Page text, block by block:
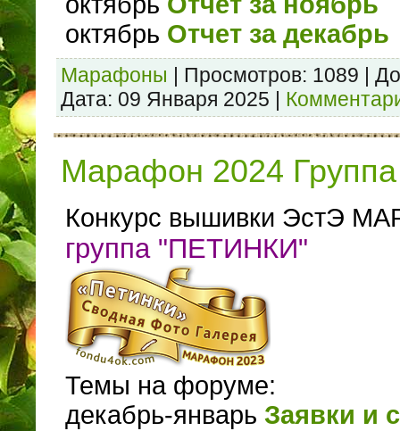
октябрь Отчет за декабрь
Марафоны | Просмотров: 1089 |
Дата: 09 Января 2025 |
Марафон 2024
Конкурс вышивки ЭстЭ
группа "ПЕТИНКИ"
Темы на форуме:
декабрь-январь Заявки и